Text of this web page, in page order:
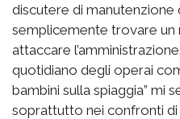
discutere di
semplicemente trovare
attaccare
quotidiano degli operai
bambini sulla spiaggia” mi
soprattutto nei confronti